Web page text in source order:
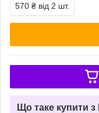
570 ₴ від 2 шт.
Що таке купити